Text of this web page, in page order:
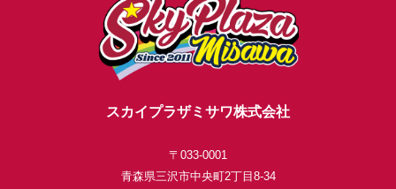
スカイプラザミサワ株式会社
〒033-0001
青森県三沢市中央町2丁目8-34